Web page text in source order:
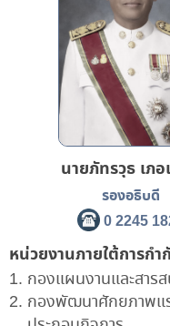
นายภัทรวุธ เภ
รองอธิบดี
0 2245
หน่วยงานภายใต้การก
กองแผนงานและสาร
กองพัฒนาศักยภาพแ